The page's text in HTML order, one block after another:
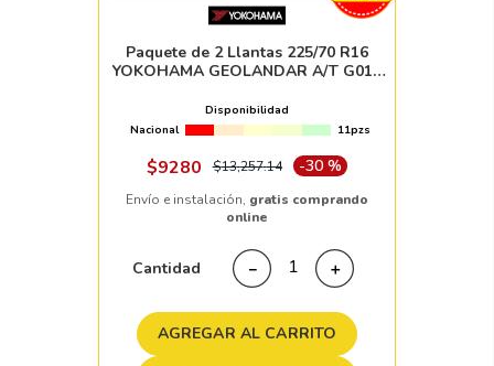
Paquete de 2 Llantas 225/70 R16
YOKOHAMA GEOLANDAR A/T G015
Disponibilidad
Nacional
11pzs
$9280 $13,257.14 -30 %
Envío e instalación, gratis comprando
online
Cantidad ＋
－
AGREGAR AL CARRITO